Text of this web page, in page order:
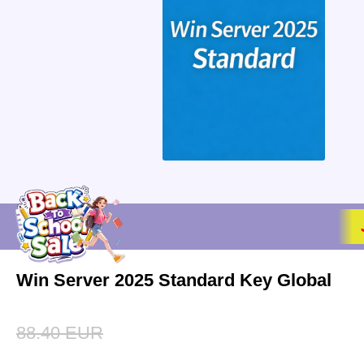
Win Server 2025 Standard Key Global
88.40 EUR